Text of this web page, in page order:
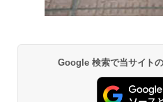
Google 検索で当サイト